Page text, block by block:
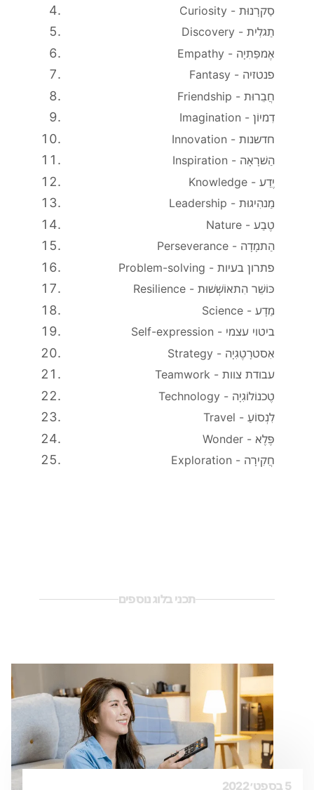
Curiosity - סַקרָנוּת
Discovery - תַגלִית
Empathy - אֶמפַּתִיָה
Fantasy - פנטזיה
Friendship - חֲבֵרוּת
Imagination - דִמיוֹן
Innovation - חדשנות
Inspiration - הַשׁרָאָה
Knowledge - יֶדַע
Leadership - מַנהִיגוּת
Nature - טֶבַע
Perseverance - הַתמָדָה
Problem-solving - פתרון בעיות
Resilience - כּוֹשֵׁר הִתאוֹשְׁשׁוּת
Science - מַדָע
Self-expression - ביטוי עצמי
Strategy - אִסטרָטֶגִיָה
Teamwork - עבודת צוות
Technology - טֶכנוֹלוֹגִיָה
Travel - לִנְסוֹעַ
Wonder - פֶּלֶא
Exploration - חֲקִירָה
תכני בלוג נוספים